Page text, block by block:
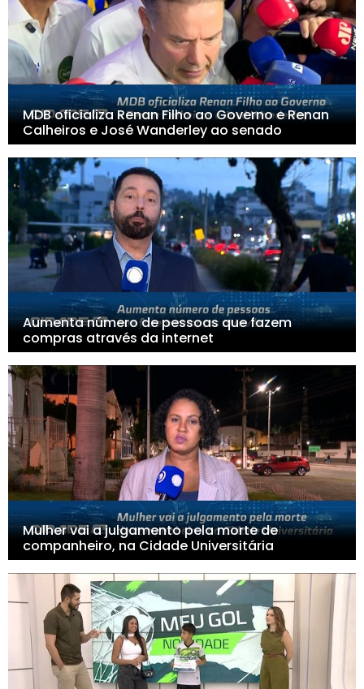
MDB oficializa Renan Filho ao Governo e Renan
Calheiros e José Wanderley ao senado
Aumenta número de pessoas que fazem
compras através da internet
Mulher vai a julgamento pela morte de
companheiro, na Cidade Universitária